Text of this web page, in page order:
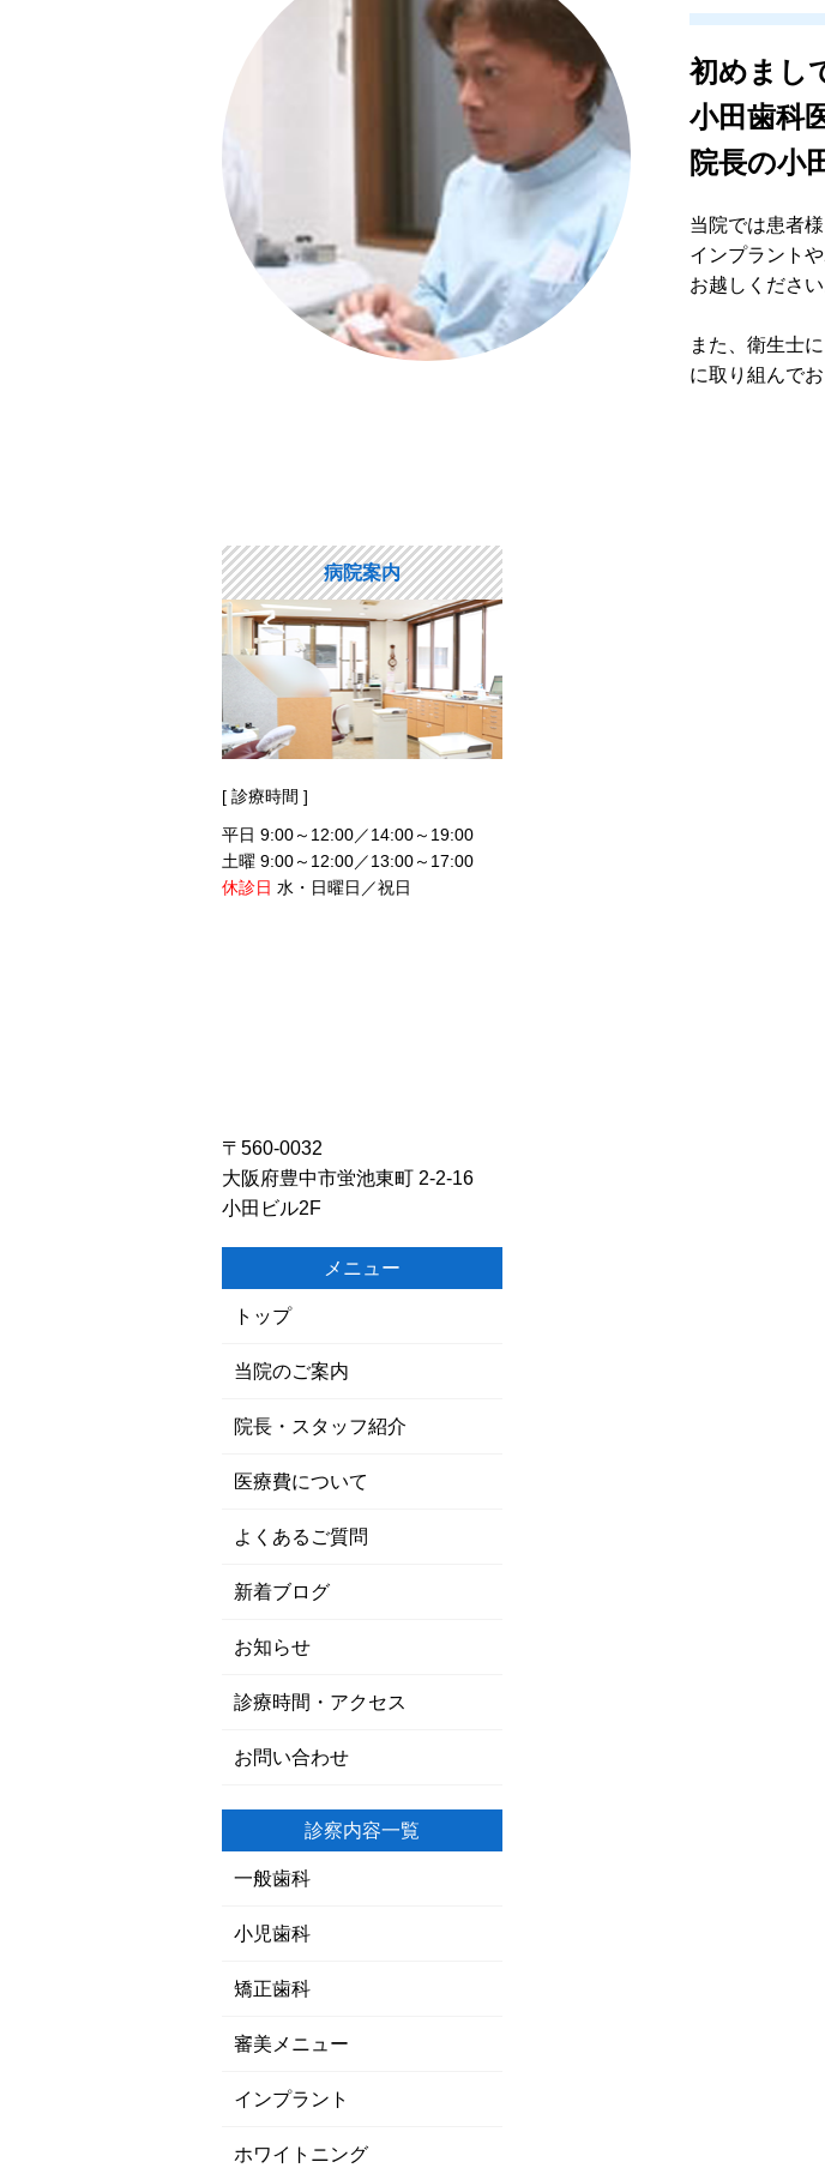
初めまし
小田歯科
院長の小
当院では患者
インプラント
お越しください
また、衛生士
に取り組んでお
病院案内
[ 診療時間 ]
平日 9:00～12:00／14:00～19:00
土曜 9:00～12:00／13:00～17:00
休診日 水・日曜日／祝日
〒560-0032
大阪府豊中市蛍池東町 2-2-16
小田ビル2F
メニュー
トップ
当院のご案内
院長・スタッフ紹介
医療費について
よくあるご質問
新着ブログ
お知らせ
診療時間・アクセス
お問い合わせ
診察内容一覧
一般歯科
小児歯科
矯正歯科
審美メニュー
インプラント
ホワイトニング